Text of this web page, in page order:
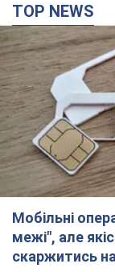
TOP NEWS
Мобільні
межі", але
скаржитись